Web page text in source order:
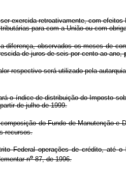
exercida retroativamente, com
para com a União ou com
observados os meses de
de juros de seis por cento ao ano,
respectivo será utilizado pela
o índice de distribuição do Imposto
de julho de 1999.
do Fundo de Manutenção e
recursos.
operações de crédito, até o
no87, de 1996.